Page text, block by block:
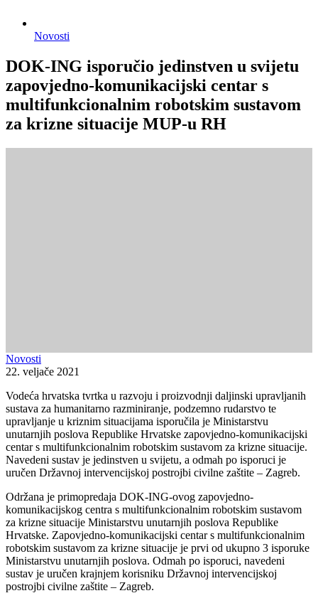
Novosti
DOK-ING isporučio jedinstven u svijetu
zapovjedno-komunikacijski centar s
multifunkcionalnim robotskim sustavom
za krizne situacije MUP-u RH
Novosti
22. veljače 2021
Vodeća hrvatska tvrtka u razvoju i proizvodnji daljinski upravljanih
sustava za humanitarno razminiranje, podzemno rudarstvo te
upravljanje u kriznim situacijama isporučila je Ministarstvu
unutarnjih poslova Republike Hrvatske zapovjedno-komunikacijski
centar s multifunkcionalnim robotskim sustavom za krizne situacije.
Navedeni sustav je jedinstven u svijetu, a odmah po isporuci je
uručen Državnoj intervencijskoj postrojbi civilne zaštite – Zagreb.
Održana je primopredaja DOK-ING-ovog zapovjedno-
komunikacijskog centra s multifunkcionalnim robotskim sustavom
za krizne situacije Ministarstvu unutarnjih poslova Republike
Hrvatske. Zapovjedno-komunikacijski centar s multifunkcionalnim
robotskim sustavom za krizne situacije je prvi od ukupno 3 isporuke
Ministarstvu unutarnjih poslova. Odmah po isporuci, navedeni
sustav je uručen krajnjem korisniku Državnoj intervencijskoj
postrojbi civilne zaštite – Zagreb.